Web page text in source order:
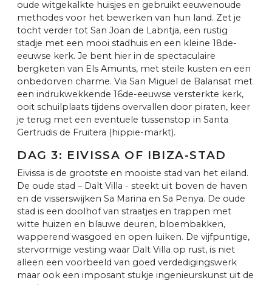
oude witgekalkte huisjes en gebruikt eeuwenoude
methodes voor het bewerken van hun land. Zet je
tocht verder tot San Joan de Labritja, een rustig
stadje met een mooi stadhuis en een kleine 18de-
eeuwse kerk. Je bent hier in de spectaculaire
bergketen van Els Amunts, met steile kusten en een
onbedorven charme. Via San Miguel de Balansat met
een indrukwekkende 16de-eeuwse versterkte kerk,
ooit schuilplaats tijdens overvallen door piraten, keer
je terug met een eventuele tussenstop in Santa
Gertrudis de Fruitera (hippie-markt).
DAG 3: EIVISSA OF IBIZA-STAD
Eivissa is de grootste en mooiste stad van het eiland.
De oude stad – Dalt Villa - steekt uit boven de haven
en de visserswijken Sa Marina en Sa Penya. De oude
stad is een doolhof van straatjes en trappen met
witte huizen en blauwe deuren, bloembakken,
wapperend wasgoed en open luiken. De vijfpuntige,
stervormige vesting waar Dalt Villa op rust, is niet
alleen een voorbeeld van goed verdedigingswerk
maar ook een imposant stukje ingenieurskunst uit de